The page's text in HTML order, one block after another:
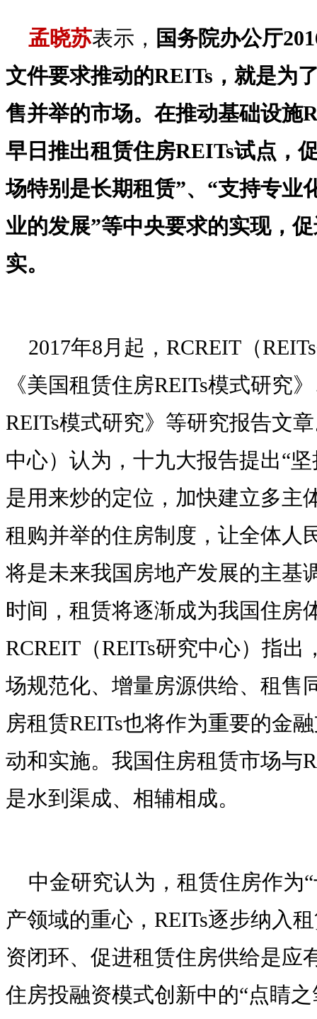
孟晓苏表示， 国务院办公厅
文件要求推动的REITs，就是为
售并举的市场。在推动基础设施
早日推出租赁住房REITs试点，
场特别是长期租赁”、“支持专业
业的发展”等中央要求的实现，
实。
2017年8月起，RCREIT（
《美国租赁住房REITs模式研究
REITs模式研究》等研究报告文
中心）认为，十九大报告提出“
是用来炒的定位，加快建立多主
租购并举的住房制度，让全体人
将是未来我国房地产发展的主基
时间，租赁将逐渐成为我国住房
RCREIT（REITs研究中心）指
场规范化、增量房源供给、租售
房租赁REITs也将作为重要的金
动和实施。我国住房租赁市场与
是水到渠成、相辅相成。
中金研究认为，租赁住房作为
产领域的重心，REITs逐步纳入
资闭环、促进租赁住房供给是应
住房投融资模式创新中的“点睛